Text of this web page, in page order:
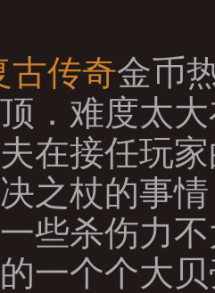
古传奇金币
．难度太
在接任玩
之杖的事
些杀伤力
一个个大